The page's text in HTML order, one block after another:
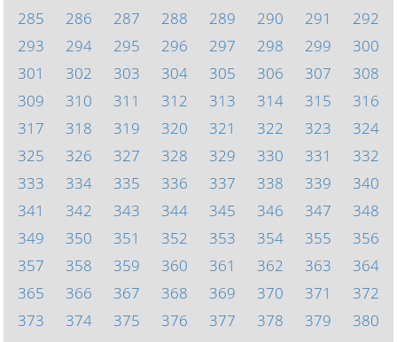
285
286 287 288 289 290 291
292
293
294 295 296 297 298 299
300
301
302 303 304 305 306 307
308
309
310 311 312 313 314 315
316
317
318 319 320 321 322 323
324
325
326 327 328 329 330 331
332
333
334 335 336 337 338 339
340
341
342 343 344 345 346 347
348
349
350 351 352 353 354 355
356
357
358 359 360 361 362 363
364
365
366 367 368 369 370 371
372
373
374 375 376 377 378 379
380